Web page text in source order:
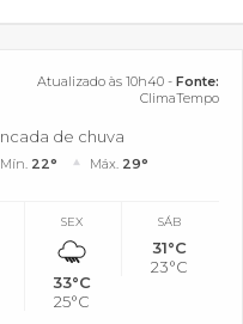
Atualizado às 10h40 - Fonte:
ClimaTempo
de chuva
Mín. 22° Máx. 29°
SEX
33°C
25°C
SÁB
31°C
23°C